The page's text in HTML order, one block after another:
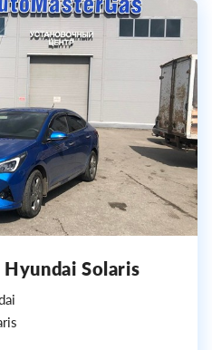
Solaris